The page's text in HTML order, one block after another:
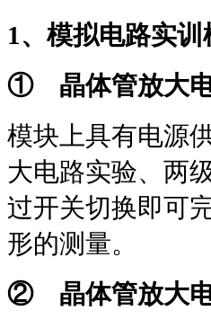
1、模拟电路实训
① 晶体管放大
模块上具有电源
大电路实验、两
过开关切换即可
形的测量。
② 晶体管放大